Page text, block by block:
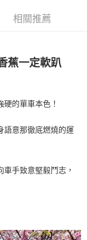
查看運費
相關推薦
蕉一定軟趴
的單車本色！
語意那徹底燃燒的運
手致意堅毅鬥志，